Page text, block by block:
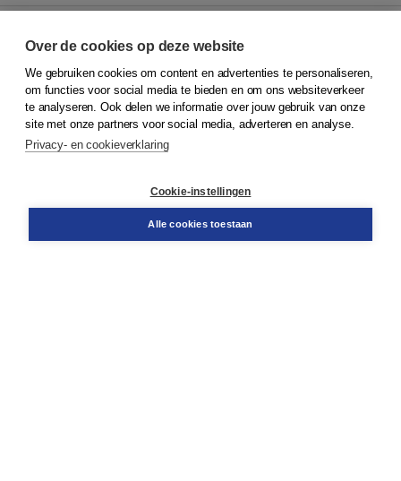
© 2026Koninklijke Boom uitgevers
Klantenservice
Service & informatie
Contact
Over de cookies op deze website
We gebruiken cookies om content en advertenties te personaliseren,
om functies voor social media te bieden en om ons websiteverkeer
te analyseren. Ook delen we informatie over jouw gebruik van onze
site met onze partners voor social media, adverteren en analyse.
Privacy- en cookieverklaring
Cookie-instellingen
Alle cookies toestaan